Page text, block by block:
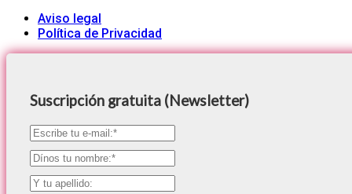
Aviso legal
Política de Privacidad
Suscripción gratuita (Newsletter)